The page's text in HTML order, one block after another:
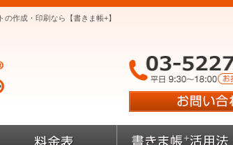
作成・印刷なら【書きま帳+】